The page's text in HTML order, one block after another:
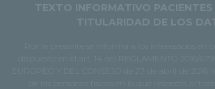
TEXTO INFORMATIVO
TITULARIDAD DE LOS
Por la presente se informa a los interesados en
dispuesto en el art. 14 del REGLAMENTO 2016/
EUROPEO Y DEL CONSEJO de 27 de abril de 2016
de las personas físicas en lo que respecta al